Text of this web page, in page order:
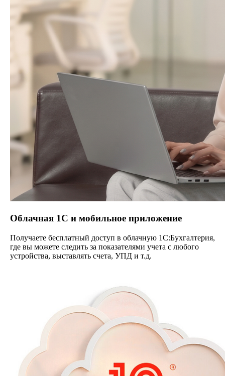
Облачная 1С и мобильное приложение
Получаете бесплатный доступ в облачную 1С:Бухгалтерия,
где вы можете следить за показателями учета с любого
устройства, выставлять счета, УПД и т.д.